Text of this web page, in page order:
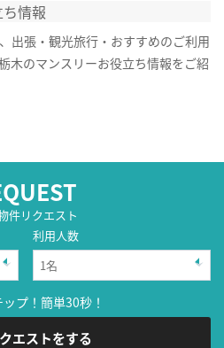
情報
出張・観光旅行・おすすめのご利用
木のマンスリーお役立ち情報をご紹
件リクエスト
利用人数
プ！簡単30秒！
エストをする